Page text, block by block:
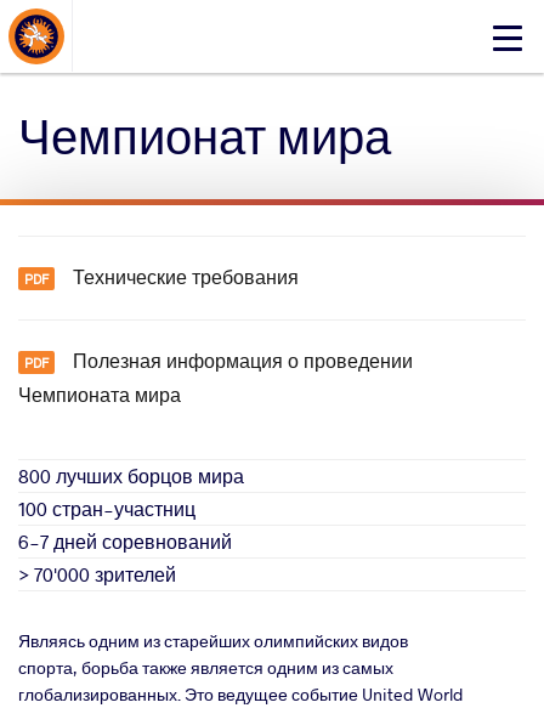
Click
About Events
Чемпионат мира
Технические требования
Полезная информация о проведении
Чемпионата мира
800 лучших борцов мира
100 стран-участниц
6-7 дней соревнований
> 70'000 зрителей
Являясь одним из старейших олимпийских видов
спорта, борьба также является одним из самых
глобализированных. Это ведущее событие United World